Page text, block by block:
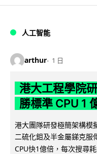
人工智能
arthur 1 日
港大工程學院
勝標準 CPU 1
港大團隊研發極簡架構模
二硫化鉬及半金屬銻克服
CPU快1億倍，每次搜尋